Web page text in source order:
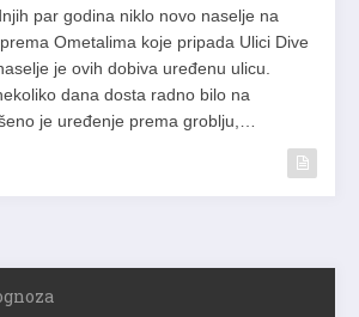
par godina niklo novo naselje na
Ometalima koje pripada Ulici Dive
je ovih dobiva uređenu ulicu.
dana dosta radno bilo na
je uređenje prema groblju,…